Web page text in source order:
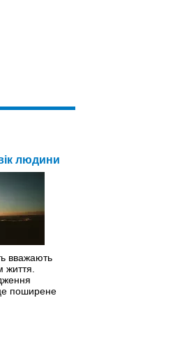
людини
вважають
поширене